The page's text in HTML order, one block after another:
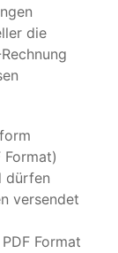
die
Format)
dürfen
versendet
Format